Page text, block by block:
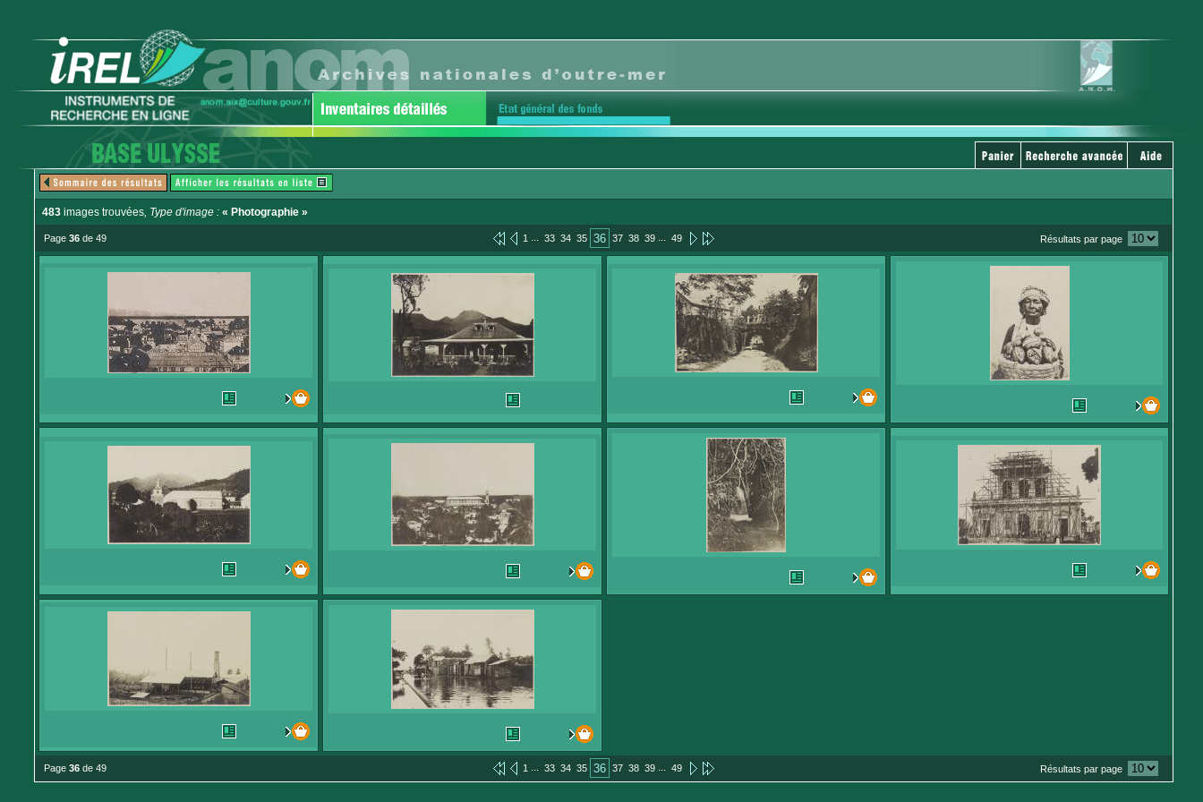
483 images trouvées, Type d'image : « Photographie »
Page 36 de 49 1 ... 33 34 35 36 37 38 39 ... 49 Résultats par page
Page 36 de 49 1 ... 33 34 35 36 37 38 39 ... 49 Résultats par page